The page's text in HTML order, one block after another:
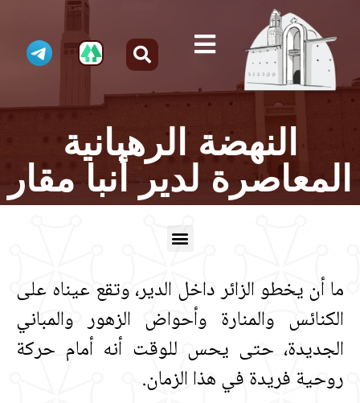
النهضة الرهبانية
المعاصرة لدير أنبا مقار​
ما أن يخطو الزائر داخل الدير، وتقع عيناه على
الكنائس والمنارة وأحواض الزهور والمباني
الجديدة، حتى يحس للوقت أنه أمام حركة
روحية فريدة في هذا الزمان‏.‏